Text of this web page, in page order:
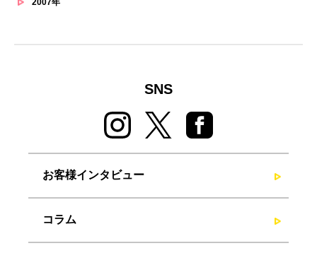
SNS
お客様インタビュー
コラム